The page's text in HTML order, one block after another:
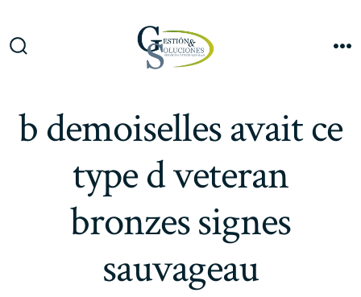
b demoiselles avait ce
type d veteran
bronzes signes
sauvageau